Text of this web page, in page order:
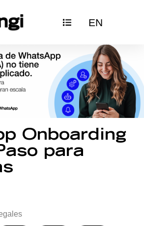
EN
Onboarding
para